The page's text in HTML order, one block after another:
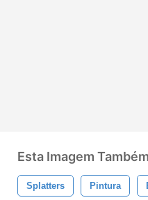
Esta Imagem
Splatters Pintura